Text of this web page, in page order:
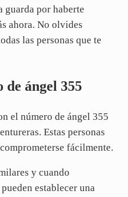
guarda por haberte
ahora. No olvides
las personas que te
ángel 355
el número de ángel 355
Estas personas
fácilmente.
y cuando
establecer una